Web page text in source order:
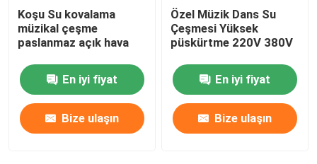
Koşu Su kovalama
müzikal çeşme
paslanmaz açık hava
En iyi fiyat
Bize ulaşın
Özel Müzik Dans Su
Çeşmesi Yüksek
püskürtme 220V 380V
En iyi fiyat
Bize ulaşın